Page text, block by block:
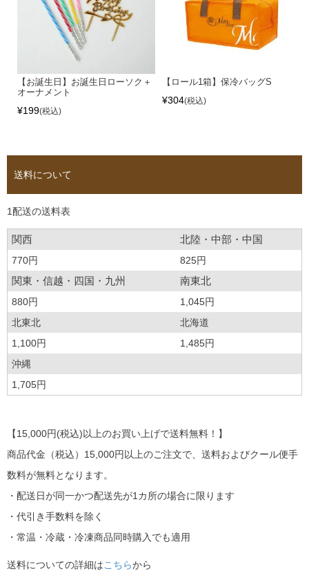
【お誕生日】お誕生日ローソク＋
オーナメント
¥199 税込
【ロール1箱】保冷バッグS
¥304 税込
送料について
1配送の送料表
関西 北陸・中部・中国
770円 825円
関東・信越・四国・九州 南東北
880円
1,045円
北東北
北海道
1,100円
1,485円
沖縄
1,705円
【15,000円(税込)以上のお買い上げで送料無料！】
商品代金（税込）15,000円以上のご注文で、送料およびクール便手
数料が無料となります。
・配送日が同一かつ配送先が1カ所の場合に限ります
・代引き手数料を除く
・常温・冷蔵・冷凍商品同時購入でも適用
送料についての詳細はこちらから